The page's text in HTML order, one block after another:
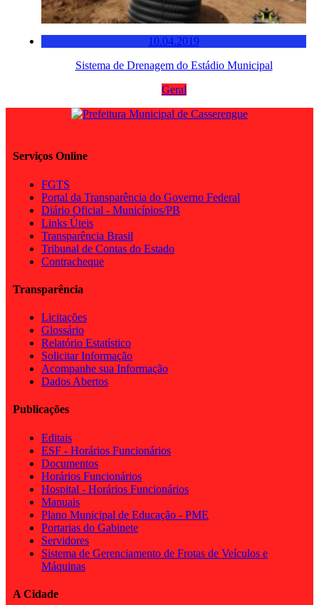
10.04.2019
Sistema de Drenagem do Estádio Municipal
Geral
Serviços Online
FGTS
Portal da Transparência do Governo Federal
Diário Oficial - Municípios/PB
Links Úteis
Transparência Brasil
Tribunal de Contas do Estado
Contracheque
Transparência
Licitações
Glossário
Relatório Estatístico
Solicitar Informação
Acompanhe sua Informação
Dados Abertos
Publicações
Editais
ESF - Horários Funcionários
Documentos
Horários Funcionários
Hospital - Horários Funcionários
Manuais
Plano Municipal de Educação - PME
Portarias do Gabinete
Servidores
Sistema de Gerenciamento de Frotas de Veículos e
Máquinas
A Cidade